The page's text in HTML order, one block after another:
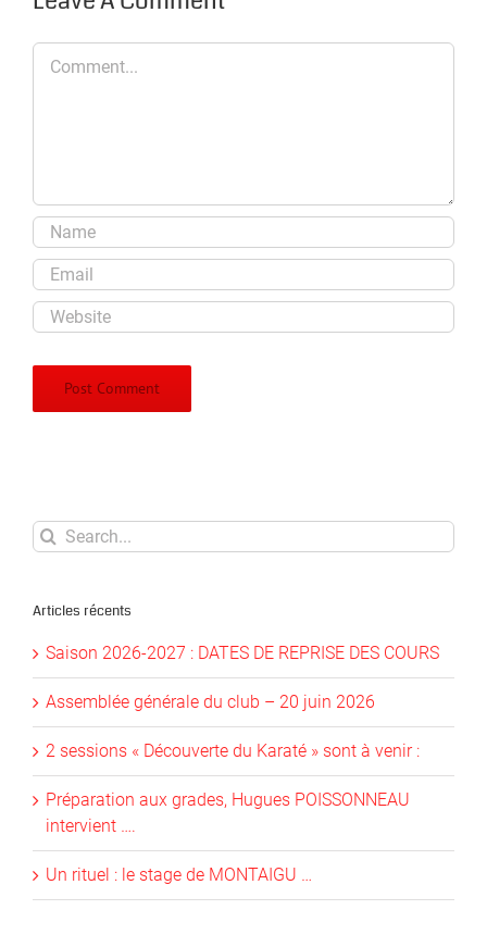
Comment
Search
for:
Articles récents
Saison 2026-2027 : DATES DE REPRISE DES COURS
Assemblée générale du club – 20 juin 2026
2 sessions « Découverte du Karaté » sont à venir :
Préparation aux grades, Hugues POISSONNEAU
intervient ….
Un rituel : le stage de MONTAIGU …